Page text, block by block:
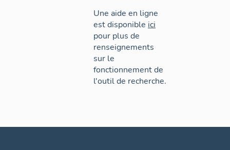
Une aide en ligne
est disponible ici
pour plus de
renseignements
sur le
fonctionnement de
l'outil de recherche.